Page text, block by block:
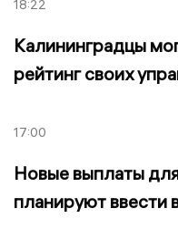
18:22
Калининградцы
рейтинг своих
17:00
Новые выплаты
планируют ввести